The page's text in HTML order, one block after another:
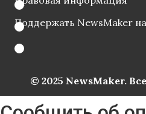
Поддержать NewsMaker
© 2025 NewsMaker.